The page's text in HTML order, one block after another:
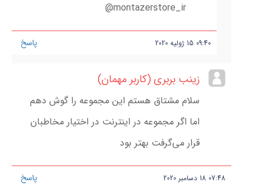
montazerstore_ir@
پاسخ 09:40
15 ژولیه 2020
زینب بربری (کاربر مهمان)
سلام مشتاق هستم این مجموعه را گوش دهم
اما اگر مجموعه در اینترنت در اختیار مخاطبان
قرار می‌گرفت بهتر بود
پاسخ 07:48
18 دسامبر 2020